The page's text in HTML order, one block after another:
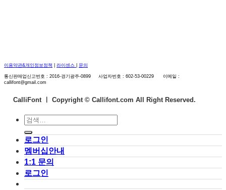
이용약관&개인정보정책 라이센스 문의
통신판매업신고번호 : 2016-경기광주-0899 사업자번호 : 602-53-00229 이메일 :
callifont@gmail.com
CalliFont ㅣ Copyright © Callifont.com All Right Reserved.
검
색:
로그인
멤버십안내
1:1 문의
로그인